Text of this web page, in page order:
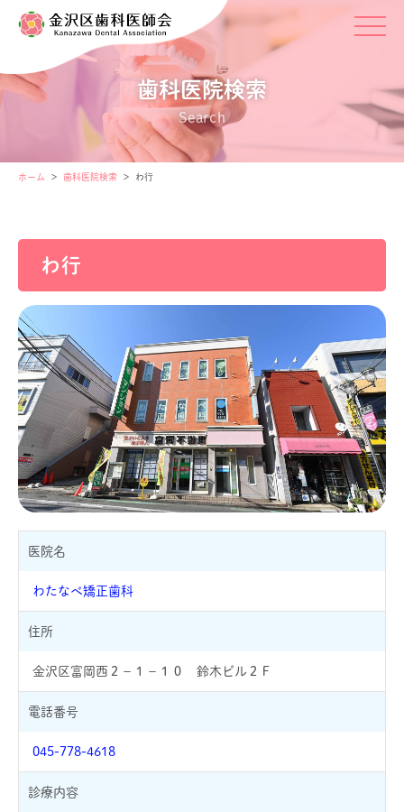
歯科医院検索
Search
ホーム 歯科医院検索 わ行
わ行
医院名
わたなべ矯正歯科
住所
金沢区富岡西２－１－１０ 鈴木ビル２Ｆ
電話番号
045-778-4618
診療内容